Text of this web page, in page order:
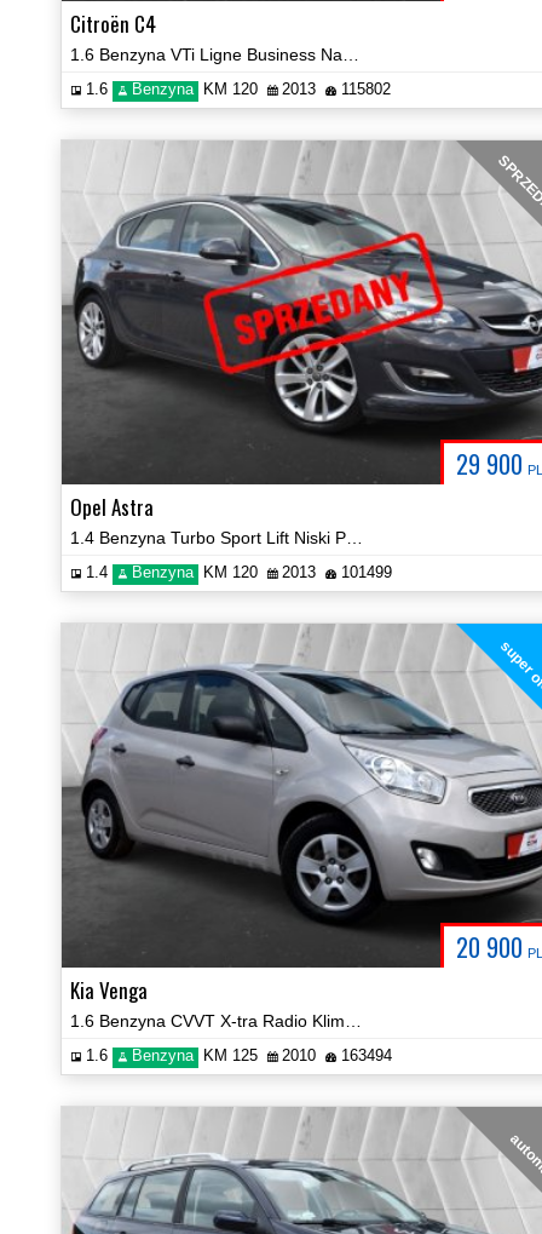
Citroën C4
1.6 Benzyna KM 120 2013 115802
29 900
Opel Astra
1.4 Benzyna KM 120 2013 101499
20 900
Kia Venga
1.6 Benzyna KM 125 2010 163494